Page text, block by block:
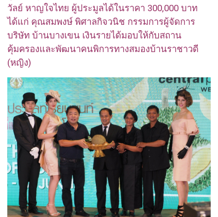
วัลย์ หาญใจไทย ผู้ประมูลได้ในราคา 300,000 บาท
ได้แก่ คุณสมพงษ์ พิศาลกิจวนิช กรรมการผู้จัดการ
บริษัท บ้านบางเขน เงินรายได้มอบให้กับสถาน
คุ้มครองและพัฒนาคนพิการทางสมองบ้านราชาวดี
(หญิง)